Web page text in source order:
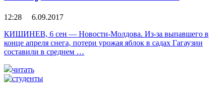
12:28 6.09.2017
КИШИНЕВ, 6 сен — Новости-Молдова. Из-за выпавшего в
конце апреля снега, потери урожая яблок в садах Гагаузии
составили в среднем …
читать